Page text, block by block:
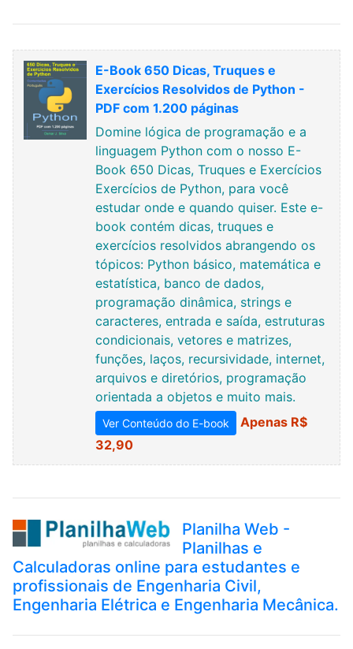
E-Book 650 Dicas, Truques e
Exercícios Resolvidos de Python -
PDF com 1.200 páginas
Domine lógica de programação e a
linguagem Python com o nosso E-
Book 650 Dicas, Truques e Exercícios
Exercícios de Python, para você
estudar onde e quando quiser. Este e-
book contém dicas, truques e
exercícios resolvidos abrangendo os
tópicos: Python básico, matemática e
estatística, banco de dados,
programação dinâmica, strings e
caracteres, entrada e saída, estruturas
condicionais, vetores e matrizes,
funções, laços, recursividade, internet,
arquivos e diretórios, programação
orientada a objetos e muito mais.
Ver Conteúdo do E-book
Apenas R$
32,90
Planilha Web -
Planilhas e
Calculadoras online para estudantes e
profissionais de Engenharia Civil,
Engenharia Elétrica e Engenharia Mecânica.